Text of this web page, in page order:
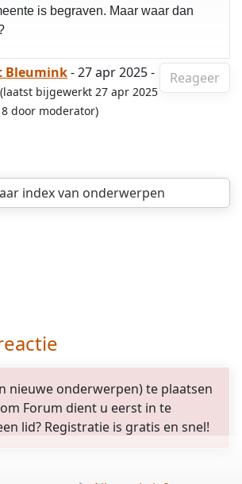
is begraven. Maar waar dan
Reageer
Bleumink- 27 apr 2025 -
(laatst bijgewerkt 27 apr 2025
door moderator)
indexvan onderwerpen
nieuwe onderwerpen) te plaatsen
Forum dient u eerst in te
lid? Registratie is gratis en snel!